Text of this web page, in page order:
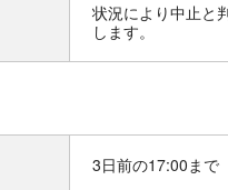
状況により中止と
します。
3日前の17:00まで